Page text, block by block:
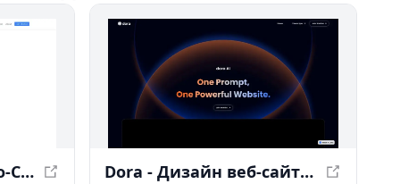
Raber - AI-Пowered No-Code Page Builder для React Dora - Дизайн веб-сайтов на основе ИИ для 3D и анимированных сайтов